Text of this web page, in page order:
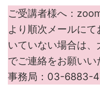
ご受講者様へ：
より順次メールに
いていない場合は、
でご連絡をお願いい
事務局：03-6883-